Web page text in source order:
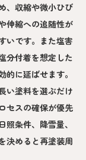
、収縮や微小ひび
伸縮への追随性が
いです。また塩害
分付着を想定した
に延ばせます。
い塗料を選ぶだけ
セスの確保が優先
条件、降雪量、
決めると再塗装周